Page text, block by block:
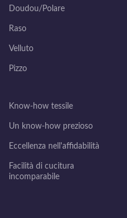
Doudou/Polare
Raso
Velluto
Pizzo
Know-how tessile
Un know-how prezioso
Eccellenza nell'affidabilità
Facilità di cucitura
incomparabile